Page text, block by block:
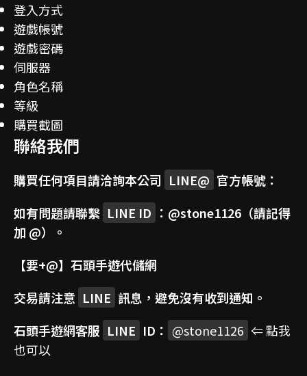
登入方式
遊戲帳號
遊戲密碼
伺服器
角色名稱
等級
購買截圖
聯絡我們
購買任何項目請洽詢本公司 LINE@ 官方帳號：
如有問題請聯繫 LINE ID ： @stone1126 （請記得
加 @）。
【要+@】 石頭手遊代儲網
交易請注意 LINE 訊息，避免沒有收到通知。
石頭手遊網客服 LINE ID： @stone1126 ⇐ 點我
也可以